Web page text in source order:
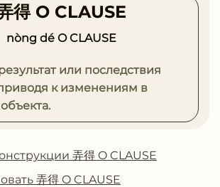
得 O CLAUSE
nòng dé O CLAUSE
или последствия
к изменениям в
弄得 O CLAUSE
弄得 O CLAUSE